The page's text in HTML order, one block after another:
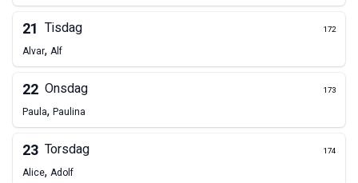
21 Tisdag 172
Alvar, Alf
22 Onsdag 173
Paula, Paulina
23 Torsdag 174
Alice, Adolf